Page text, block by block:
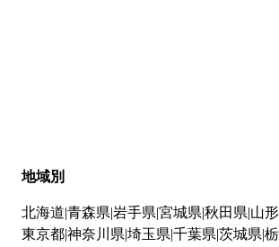
地域別
北海道 青森県 岩手県 宮城県 秋田県 山
東京都神奈川県 埼玉県 千葉県 茨城県